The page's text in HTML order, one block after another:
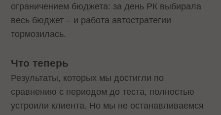
ограничением бюджета: за день РК выбирала
весь бюджет – и работа автостратегии
тормозилась.
Что теперь
Результаты, которых мы достигли по
сравнению с периодом до теста, полностью
устроили клиента. Но мы не останавливаемся